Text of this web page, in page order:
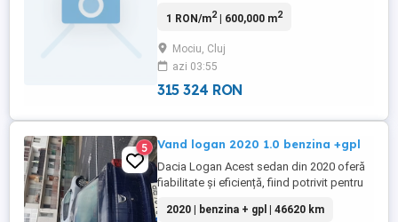
teren arabil
1 RON/m2| 600,000 m2
Mociu, Cluj
azi 03:55
315 324 RON
5 Vand logan 2020 1.0 benzina +gpl
Dacia Logan Acest sedan din 2020 oferă
fiabilitate și eficiență, fiind potrivit pentru
culoare albastră atractivă și este din
2020 | benzina + gpl | 46620 km